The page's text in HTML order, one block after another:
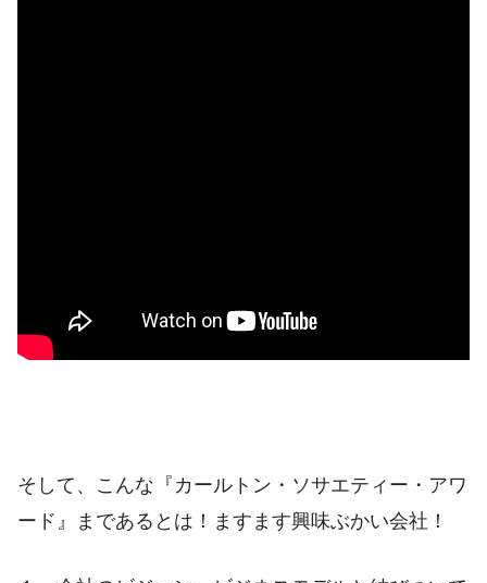
そして、こんな『カールトン・ソサエティー・アワ
ード』まであるとは！ますます興味ぶかい会社！